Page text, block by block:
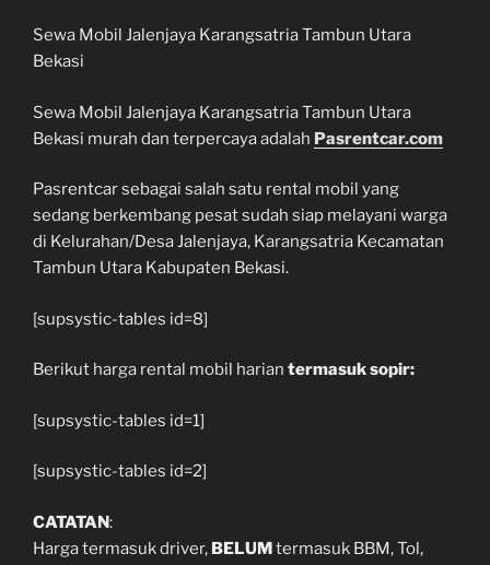
Sewa Mobil Jalenjaya Karangsatria Tambun Utara
Bekasi
Sewa Mobil Jalenjaya Karangsatria Tambun Utara
Bekasi murah dan terpercaya adalah Pasrentcar.com
Pasrentcar sebagai salah satu rental mobil yang
sedang berkembang pesat sudah siap melayani warga
di Kelurahan/Desa Jalenjaya, Karangsatria Kecamatan
Tambun Utara Kabupaten Bekasi.
[supsystic-tables id=8]
Berikut harga rental mobil harian termasuk sopir:
[supsystic-tables id=1]
[supsystic-tables id=2]
CATATAN:
Harga termasuk driver, BELUMtermasuk BBM, Tol,